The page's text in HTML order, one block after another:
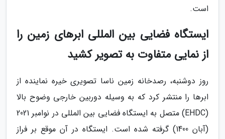
است.
ایستگاه فضایی بین المللی ابرهای زمین را
از نمایی متفاوت به تصویر کشید
روز دوشنبه، رصدخانه زمین ناسا تصویری خیره نماینده از
ابرها را منتشر کرد که به وسیله دوربین خارجی وضوح بالا
(EHDC) متصل به ایستگاه فضایی بین المللی در نوامبر 2021
(آبان 1400) گرفته شده است. ایستگاه در آن موقع بر فراز